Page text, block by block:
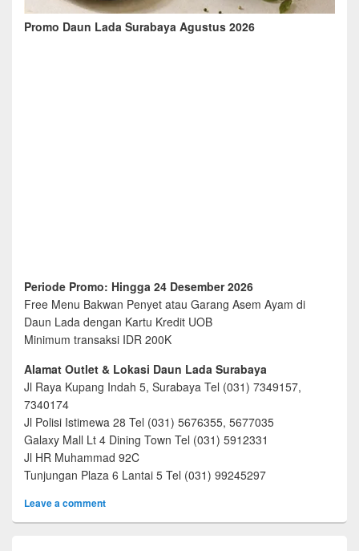
Promo Daun Lada Surabaya Agustus 2026
Periode Promo: Hingga 24 Desember 2026
Free Menu Bakwan Penyet atau Garang Asem Ayam di
Daun Lada dengan Kartu Kredit UOB
Minimum transaksi IDR 200K
Alamat Outlet & Lokasi Daun Lada Surabaya
Jl Raya Kupang Indah 5, Surabaya Tel (031) 7349157,
7340174
Jl Polisi Istimewa 28 Tel (031) 5676355, 5677035
Galaxy Mall Lt 4 Dining Town Tel (031) 5912331
Jl HR Muhammad 92C
Tunjungan Plaza 6 Lantai 5 Tel (031) 99245297
Leave a comment